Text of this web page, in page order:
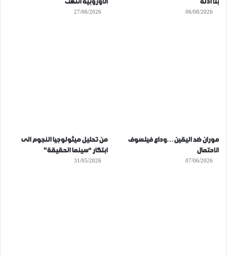
بلا أدلة
06/08/2026
الأوروبية انتهت
27/06/2026
موران ضد اليقين…وداع فيلسوف
الاحتمال
07/06/2026
من تحليل ميثولوجيا النجوم الى
ابتكار “سينما الحقيقة”
31/05/2026